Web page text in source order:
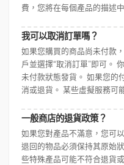
費，您將在每個產品的描述
我可以取消訂單嗎？
如果您購買的商品尚未付款
戶並選擇“取消訂單”即可。
未付款狀態發貨。 如果您的
消或退貨。 某些虛擬服務可
一般商店的退貨政策？
如果您對產品不滿意，您可
退回的物品必須保持其原始
些特殊產品可能不符合退貨